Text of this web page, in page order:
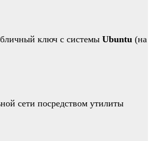
ключ с системы Ubuntu (на
сети посредством утилиты